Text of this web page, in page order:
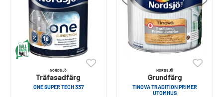
NORDSJÖ
Träfasadfärg
ONE SUPER TECH 337
NORDSJÖ
Grundfärg
TINOVA TRADITION PRIMER
UTOMHUS